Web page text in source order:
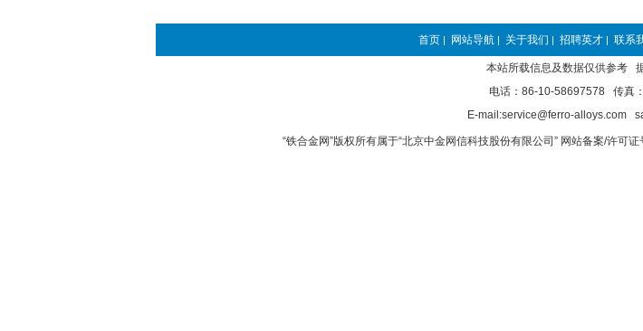
首页 | 网站导航 | 关于我们 | 招聘英才 | 联系
本站所载信息及数据仅供参考
电话：86-10-58697578 传真
E-mail:service@ferro-alloys.com
“铁合金网”版权所有属于“北京中金网信科技股份有限公司” 网站备案/许可证